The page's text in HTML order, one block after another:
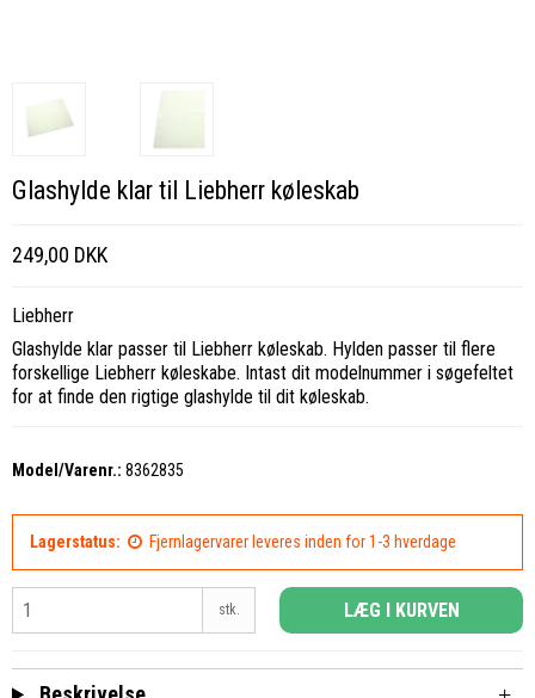
Glashylde klar til Liebherr køleskab
249,00 DKK
Liebherr
Glashylde klar passer til Liebherr køleskab. Hylden passer til flere
forskellige Liebherr køleskabe. Intast dit modelnummer i søgefeltet
for at finde den rigtige glashylde til dit køleskab.
Model/Varenr.: 8362835
Lagerstatus: Fjernlagervarer leveres inden for 1-3 hverdage
stk. LÆG I KURVEN